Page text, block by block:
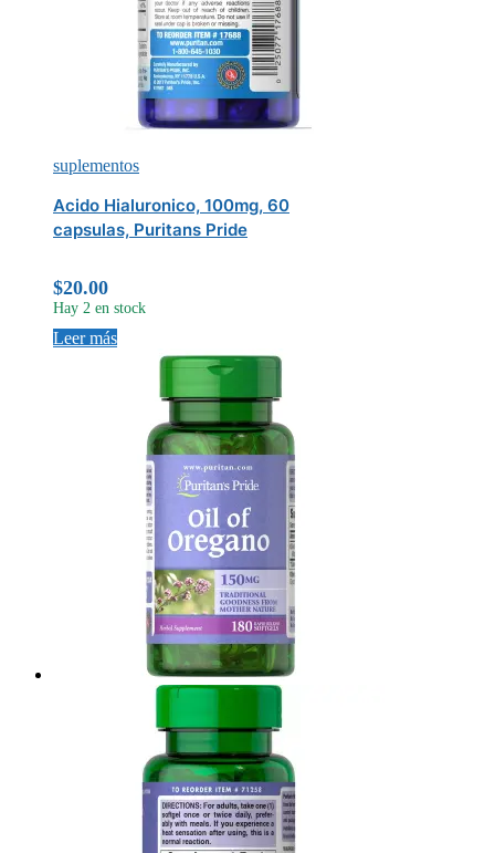
suplementos
Acido Hialuronico, 100mg, 60
capsulas, Puritans Pride
$20.00
Hay 2 en stock
Leer más